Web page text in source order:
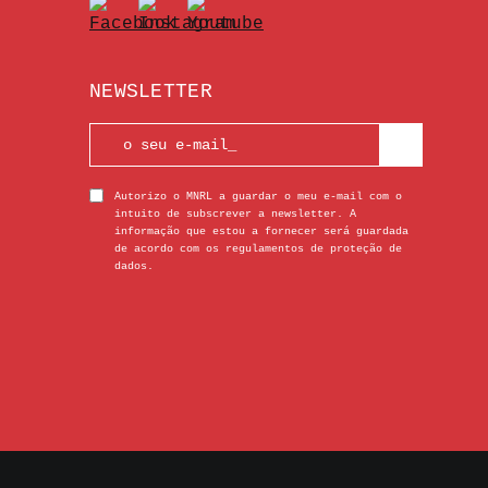
NEWSLETTER
Autorizo o MNRL a guardar o meu e-mail com o
intuito de subscrever a newsletter. A
informação que estou a fornecer será guardada
de acordo com os regulamentos de proteção de
dados.